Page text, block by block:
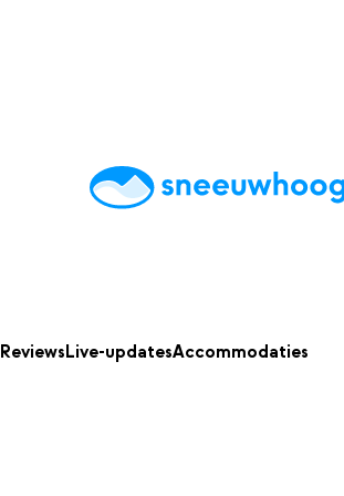
AccommodatiesTipsReviewsLive
ReviewsLive-updatesAccommodaties